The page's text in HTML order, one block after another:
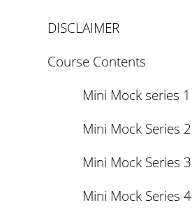
DISCLAIMER
Course Contents
Mini Mock series 1
Mini Mock Series 2
Mini Mock Series 3
Mini Mock Series 4